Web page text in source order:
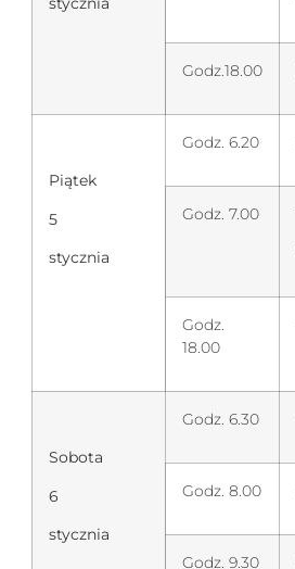
Godz.18.00
Piątek
5
stycznia
Godz. 6.20
Godz. 7.00
Godz.
18.00
Sobota
6
stycznia
Godz. 6.30
Godz. 8.00
Godz. 9.30